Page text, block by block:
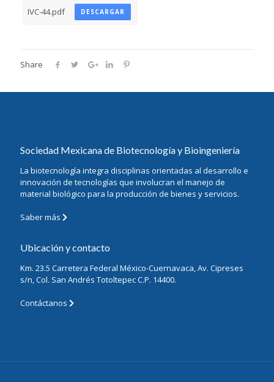
IVC-44.pdf DESCARGAR
Share
Sociedad Mexicana de Biotecnología y Bioingeniería
La biotecnología integra disciplinas orientadas al desarrollo e
innovación de tecnologías que involucran el manejo de
material biológico para la producción de bienes y servicios.
Saber más
Ubicación y contacto
Km. 23.5 Carretera Federal México-Cuernavaca, Av. Cipreses
s/n, Col. San Andrés Totoltepec C.P. 14400.
Contáctanos